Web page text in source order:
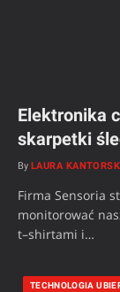
Elektronika
skarpetki
By LAURA
Firma Sensoria
monitorować
t–shirtami i…
TECHNOLOGIA